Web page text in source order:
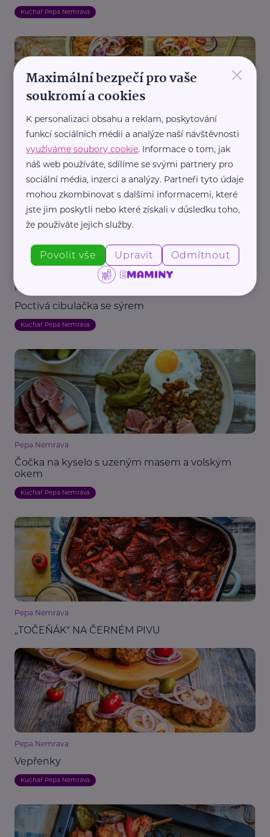
Kuchař Pepa Nemrava
Pepa Nemrava
Jihočeský Šmitec
Kuchař Pepa Nemrava
Pepa Nemrava
Poctivá cibulačka se sýrem
Kuchař Pepa Nemrava
Pepa Nemrava
Čočka na kyselo s uzeným masem a volským
okem
Kuchař Pepa Nemrava
Pepa Nemrava
„TOČEŇÁK“ NA ČERNÉM PIVU
Pepa Nemrava
Vepřenky
Kuchař Pepa Nemrava
×
Maximální bezpečí pro vaše
soukromí a cookies
K personalizaci obsahu a reklam, poskytování
funkcí sociálních médií a analýze naší návštěvnosti
využíváme soubory cookie. Informace o tom, jak
náš web používáte, sdílíme se svými partnery pro
sociální média, inzerci a analýzy. Partneři tyto údaje
mohou zkombinovat s dalšími informacemi, které
jste jim poskytli nebo které získali v důsledku toho,
že používáte jejich služby.
Povolit vše Upravit Odmítnout